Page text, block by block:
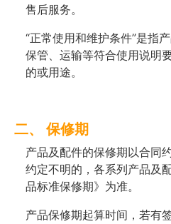
精准农业
售后服务。
“正常使用和维护条件”是指
保管、运输等符合使用说明
的或用途。
二、 保修期
产品及配件的保修期以合同
约定不明的，各系列产品及
品标准保修期》为准。
产品保修期起算时间，若有